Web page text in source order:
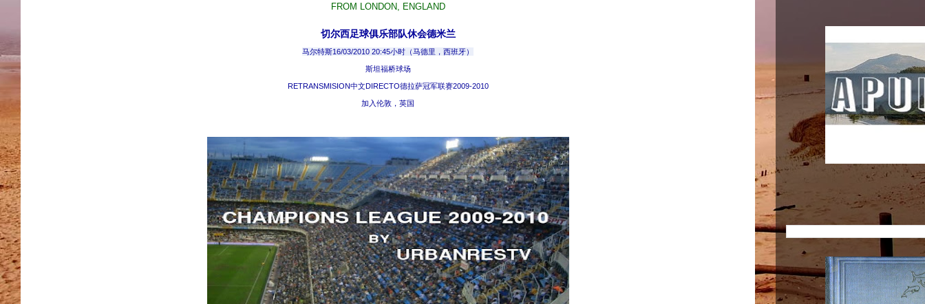
FROM LONDON, ENGLAND
切尔西足球俱乐部队休会德米兰
马尔特斯16/03/2010 20:45小时（马德里，西班牙）
斯坦福桥球场
RETRANSMISION中文DIRECTO德拉萨冠军联赛2009-2010
加入伦敦，英国